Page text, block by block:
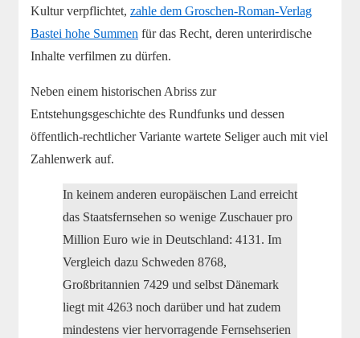
Kultur verpflichtet, zahle dem Groschen-Roman-Verlag
Bastei hohe Summen für das Recht, deren unterirdische
Inhalte verfilmen zu dürfen.
Neben einem historischen Abriss zur
Entstehungsgeschichte des Rundfunks und dessen
öffentlich-rechtlicher Variante wartete Seliger auch mit viel
Zahlenwerk auf.
In keinem anderen europäischen Land erreicht
das Staatsfernsehen so wenige Zuschauer pro
Million Euro wie in Deutschland: 4131. Im
Vergleich dazu Schweden 8768,
Großbritannien 7429 und selbst Dänemark
liegt mit 4263 noch darüber und hat zudem
mindestens vier hervorragende Fernsehserien